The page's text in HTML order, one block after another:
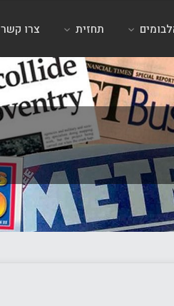
תחזית צרו קשר